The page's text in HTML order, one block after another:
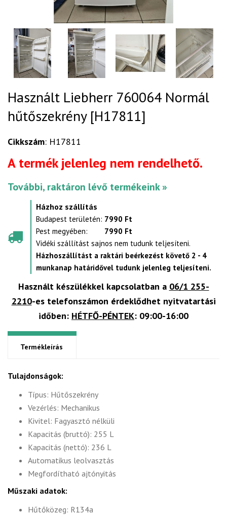
Használt Liebherr 760064 Normál
hűtőszekrény [H17811]
Cikkszám: H17811
A termék jelenleg nem rendelhető.
További, raktáron lévő termékeink »
Házhoz szállítás
Budapest területén: 7990 Ft
Pest megyében:
7990 Ft
Vidéki szállítást sajnos nem tudunk teljesíteni.
Házhoszállítást a raktári beérkezést követő 2 - 4
munkanap határidővel tudunk jelenleg teljesíteni.
Használt készülékkel kapcsolatban a 06/1 255-
2210-es telefonszámon érdeklődhet nyitvatartási
időben: HÉTFŐ-PÉNTEK: 09:00-16:00
Termékleírás
Tulajdonságok:
Típus: Hűtőszekrény
Vezérlés: Mechanikus
Kivitel: Fagyasztó nélküli
Kapacitás (bruttó): 255 L
Kapacitás (nettó): 236 L
Automatikus leolvasztás
Megfordítható ajtónyitás
Műszaki adatok:
Hűtőközeg: R134a